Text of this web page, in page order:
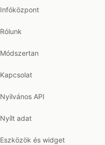
Infóközpont
Rólunk
Módszertan
Kapcsolat
Nyilvános API
Nyílt adat
Eszközök és widget